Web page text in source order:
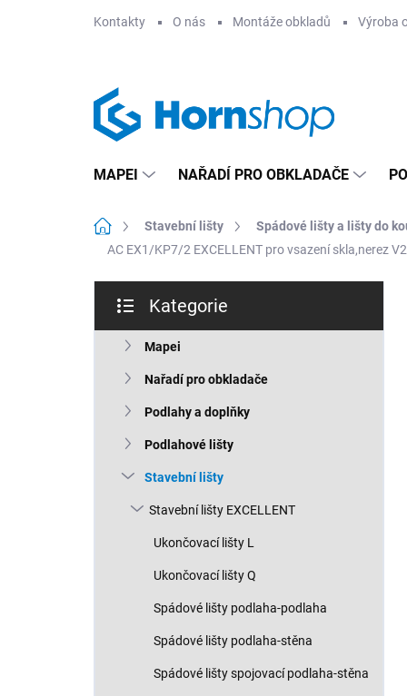
Kontakty O nás Montáže obkladů Výroba
MAPEI NAŘADÍ PRO OBKLADAČE
Domů Stavební lišty Spádové lišty a lišty do
AC EX1/KP7/2 EXCELLENT pro vsazení skla,nerez
s
kategorie
Kategorie
Mapei
Nařadí pro obkladače
Podlahy a doplňky
Podlahové lišty
Stavební lišty
Stavební lišty EXCELLENT
Ukončovací lišty L
Ukončovací lišty Q
Spádové lišty podlaha-podlaha
Spádové lišty podlaha-stěna
Spádové lišty spojovací podlaha-stěna